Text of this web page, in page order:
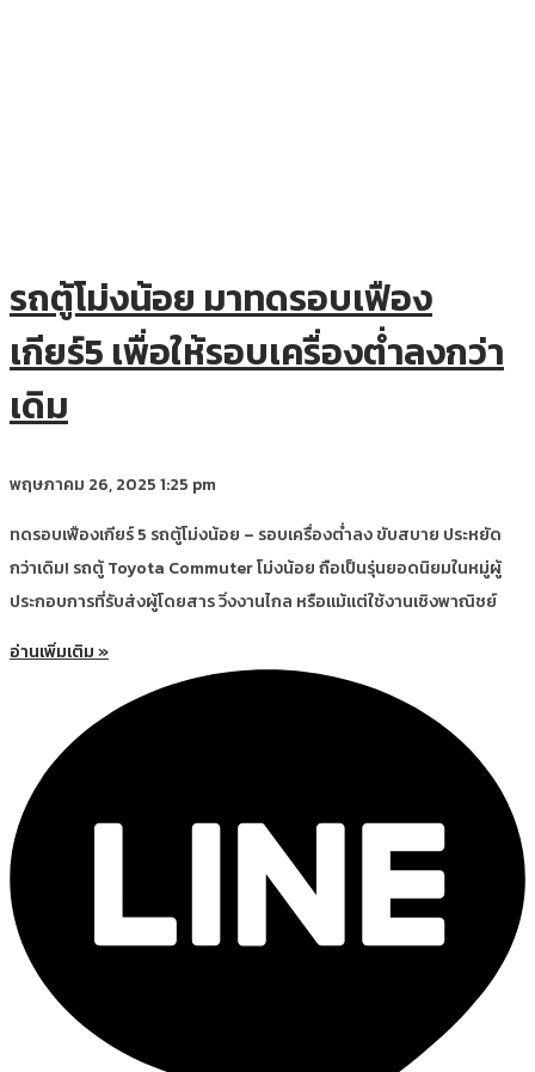
รถตู้โม่งน้อย มาทดรอบเฟือง
เกียร์5 เพื่อให้รอบเครื่องต่ำลงกว่า
เดิม
พฤษภาคม 26, 20251:25 pm
ทดรอบเฟืองเกียร์ 5 รถตู้โม่งน้อย – รอบเครื่องต่ำลง ขับสบาย ประหยัด
กว่าเดิม! รถตู้ Toyota Commuter โม่งน้อย ถือเป็นรุ่นยอดนิยมในหมู่ผู้
ประกอบการที่รับส่งผู้โดยสาร วิ่งงานไกล หรือแม้แต่ใช้งานเชิงพาณิชย์
อ่านเพิ่มเติม »